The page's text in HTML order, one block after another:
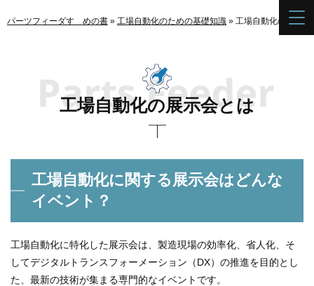
パーツフィーダすゝめの書 » 工場自動化のための基礎知識 » 工場自動化の展示会
工場自動化の展示会とは
工場自動化に関する展示会はどんな
イベント？
工場自動化に特化した展示会は、製造現場の効率化、省人化、そ
してデジタルトランスフォーメーション（DX）の推進を目的とし
た、最新の技術が集まる専門的なイベントです。